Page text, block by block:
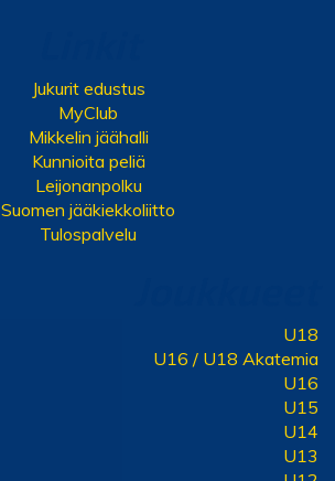
Jukurit edustus
MyClub
Mikkelin jäähalli
Kunnioita peliä
Leijonanpolku
Suomen jääkiekkoliitto
Tulospalvelu
U18
U16 / U18 Akatemia
U16
U15
U14
U13